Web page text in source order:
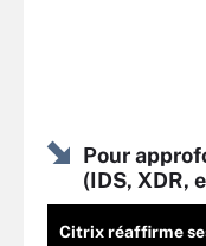
Pour
(IDS, XDR,
Citrix réaffirme